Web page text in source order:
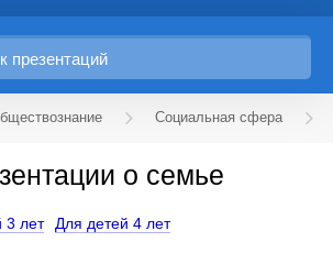
Социальная сфера
о семье
3 лет Для детей 4 лет